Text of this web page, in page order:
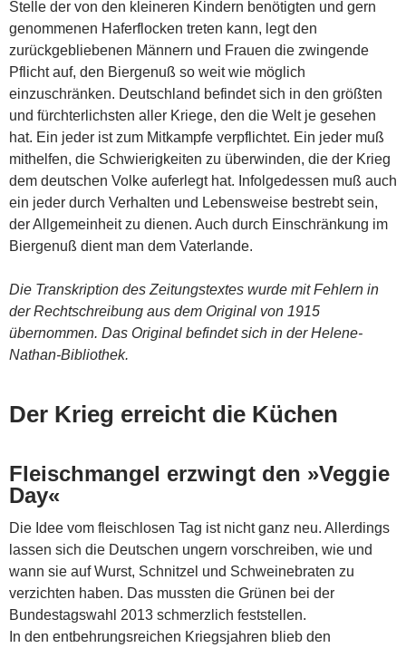
Stelle der von den kleineren Kindern benötigten und gern
genommenen Haferflocken treten kann, legt den
zurückgebliebenen Männern und Frauen die zwingende
Pflicht auf, den Biergenuß so weit wie möglich
einzuschränken. Deutschland befindet sich in den größten
und fürchterlichsten aller Kriege, den die Welt je gesehen
hat. Ein jeder ist zum Mitkampfe verpflichtet. Ein jeder muß
mithelfen, die Schwierigkeiten zu überwinden, die der Krieg
dem deutschen Volke auferlegt hat. Infolgedessen muß auch
ein jeder durch Verhalten und Lebensweise bestrebt sein,
der Allgemeinheit zu dienen. Auch durch Einschränkung im
Biergenuß dient man dem Vaterlande.
Die Transkription des Zeitungstextes wurde mit Fehlern in
der Rechtschreibung aus dem Original von 1915
übernommen. Das Original befindet sich in der Helene-
Nathan-Bibliothek.
Der Krieg erreicht die Küchen
Fleischmangel erzwingt den »Veggie
Day«
Die Idee vom fleischlosen Tag ist nicht ganz neu. Allerdings
lassen sich die Deutschen ungern vorschreiben, wie und
wann sie auf Wurst, Schnitzel und Schweinebraten zu
verzichten haben. Das mussten die Grünen bei der
Bundestagswahl 2013 schmerzlich feststellen.
In den entbehrungsreichen Kriegsjahren blieb den